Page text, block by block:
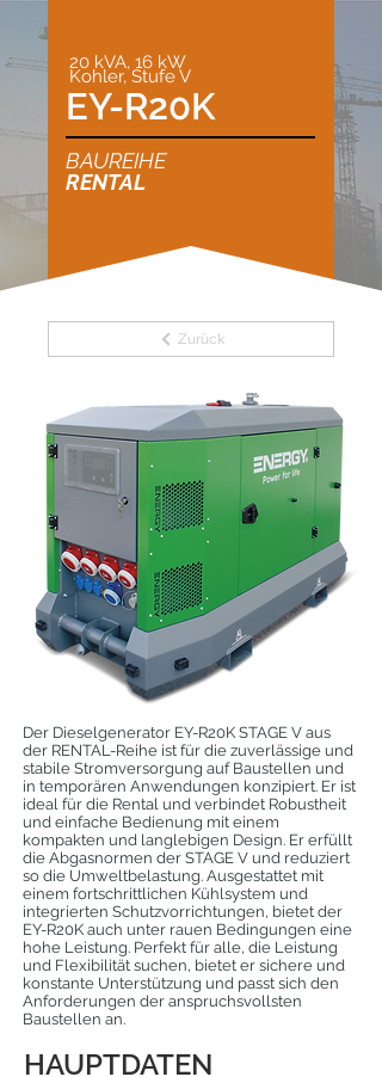
20 kVA, 16 kW
Kohler, Stufe V
EY-R20K
BAUREIHE
RENTAL
Zurück
Der Dieselgenerator EY-R20K STAGE V aus
der RENTAL-Reihe ist für die zuverlässige und
stabile Stromversorgung auf Baustellen und
in temporären Anwendungen konzipiert. Er ist
ideal für die Rental und verbindet Robustheit
und einfache Bedienung mit einem
kompakten und langlebigen Design. Er erfüllt
die Abgasnormen der STAGE V und reduziert
so die Umweltbelastung. Ausgestattet mit
einem fortschrittlichen Kühlsystem und
integrierten Schutzvorrichtungen, bietet der
EY-R20K auch unter rauen Bedingungen eine
hohe Leistung. Perfekt für alle, die Leistung
und Flexibilität suchen, bietet er sichere und
konstante Unterstützung und passt sich den
Anforderungen der anspruchsvollsten
Baustellen an.
HAUPTDATEN